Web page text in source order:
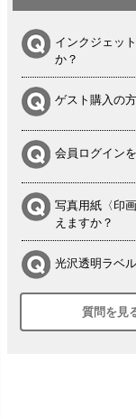
インクジェッ
か？
ゲスト購入の
会員ログイン
写真用紙〈印
えますか？
光沢透明ラベ
シルバーペー
は？
質問を見